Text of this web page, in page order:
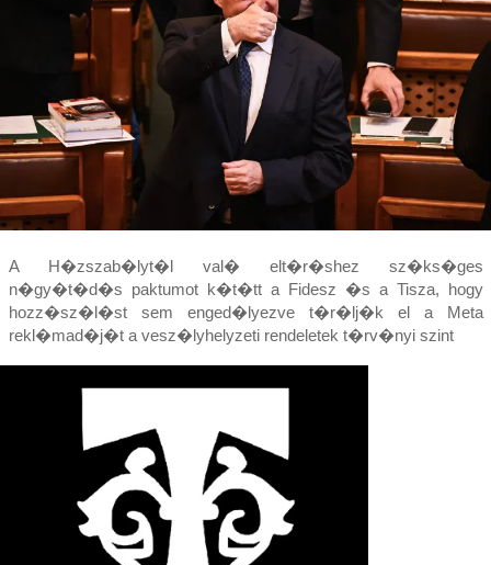
A H�zszab�lyt�l val� elt�r�shez sz�ks�ges
n�gy�t�d�s paktumot k�t�tt a Fidesz �s a Tisza, hogy
hozz�sz�l�st sem enged�lyezve t�r�lj�k el a Meta
rekl�mad�j�t a vesz�lyhelyzeti rendeletek t�rv�nyi szint